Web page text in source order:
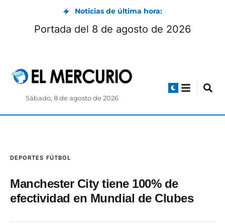
Noticias de última hora:
Portada del 8 de agosto de 2026
Sábado, 8 de agosto de 2026
DEPORTES FÚTBOL
Manchester City tiene 100% de
efectividad en Mundial de Clubes